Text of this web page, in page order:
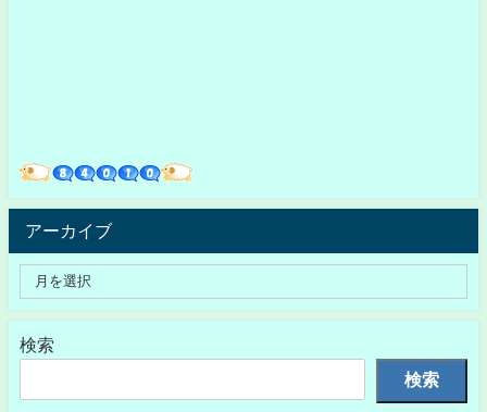
アーカイブ
検索
検索